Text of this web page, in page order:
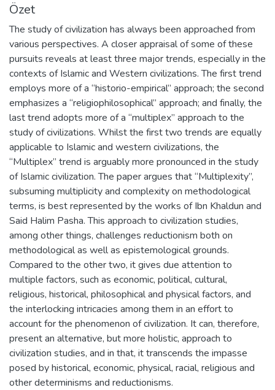
epistemolojik ve metodolojik yaklaşımları
teklif etmek için çalışmaktadır. Medeniyet
Araştırmaları, mevcut disiplinlerin
yaklaşımlarının çözümlemekte yetersiz
kaldığı, yerel veya dünya ölçeğinde,
insanlığın karşılaştığı farklı meseleleri
anlamaya yönelik, çok disiplinli ve alternatif
bakışlara imkan veren bir yaklaşım sunmayı
amaçlamaktadır.
Özet
The study of civilization has always been approached from
various perspectives. A closer appraisal of some of these
pursuits reveals at least three major trends, especially in the
contexts of Islamic and Western civilizations. The first trend
employs more of a “historio-empirical” approach; the second
emphasizes a “religiophilosophical” approach; and finally, the
last trend adopts more of a “multiplex” approach to the
study of civilizations. Whilst the first two trends are equally
applicable to Islamic and western civilizations, the
“Multiplex” trend is arguably more pronounced in the study
of Islamic civilization. The paper argues that “Multiplexity”,
subsuming multiplicity and complexity on methodological
terms, is best represented by the works of Ibn Khaldun and
Said Halim Pasha. This approach to civilization studies,
among other things, challenges reductionism both on
methodological as well as epistemological grounds.
Compared to the other two, it gives due attention to
multiple factors, such as economic, political, cultural,
religious, historical, philosophical and physical factors, and
the interlocking intricacies among them in an effort to
account for the phenomenon of civilization. It can, therefore,
present an alternative, but more holistic, approach to
civilization studies, and in that, it transcends the impasse
posed by historical, economic, physical, racial, religious and
other determinisms and reductionisms.